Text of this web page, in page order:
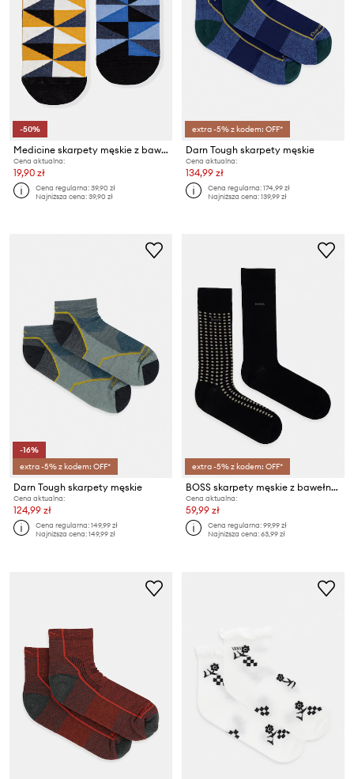
-50%
Medicine skarpety męskie z bawełną 2-pack
Cena aktualna:
19,90 zł
Cena regularna:39,90 zł
Najniższa cena:39,90 zł
extra -5% z kodem: OFF*
Darn Tough skarpety męskie
Cena aktualna:
134,99 zł
Cena regularna:174,99 zł
Najniższa cena:139,99 zł
-16%
extra -5% z kodem: OFF*
Darn Tough skarpety męskie
Cena aktualna:
124,99 zł
Cena regularna:149,99 zł
Najniższa cena:149,99 zł
extra -5% z kodem: OFF*
BOSS skarpety męskie z bawełną 2-pack
Cena aktualna:
59,99 zł
Cena regularna:99,99 zł
Najniższa cena:63,99 zł